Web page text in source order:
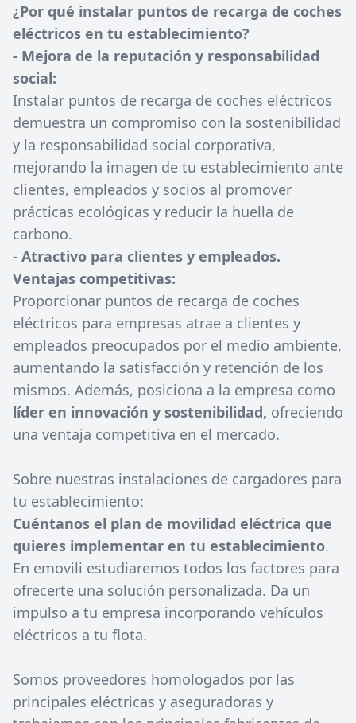
¿Por qué instalar puntos de recarga de coches
eléctricos en tu establecimiento?
- Mejora de la reputación y responsabilidad
social:
Instalar puntos de recarga de coches eléctricos
demuestra un compromiso con la sostenibilidad
y la responsabilidad social corporativa,
mejorando la imagen de tu establecimiento ante
clientes, empleados y socios al promover
prácticas ecológicas y reducir la huella de
carbono.
- Atractivo para clientes y empleados.
Ventajas competitivas:
Proporcionar puntos de recarga de coches
eléctricos para empresas atrae a clientes y
empleados preocupados por el medio ambiente,
aumentando la satisfacción y retención de los
mismos. Además, posiciona a la empresa como
líder en innovación y sostenibilidad, ofreciendo
una ventaja competitiva en el mercado.
Sobre nuestras instalaciones de cargadores para
tu establecimiento:
Cuéntanos el plan de movilidad eléctrica que
quieres implementar en tu establecimiento.
En emovili estudiaremos todos los factores para
ofrecerte una solución personalizada. Da un
impulso a tu empresa incorporando vehículos
eléctricos a tu flota.
Somos proveedores homologados por las
principales eléctricas y aseguradoras y